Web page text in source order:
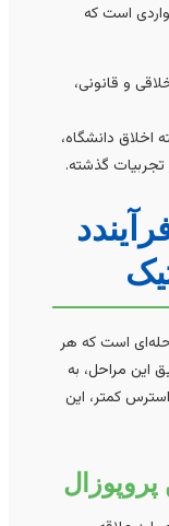
است که
قانونی،
دانشگاه،
گذشته.
است که هر
به
کمتر، این